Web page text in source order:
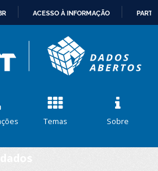
CONTEÚDO
ACESSO À INFORMAÇÃO
Temas Sobre